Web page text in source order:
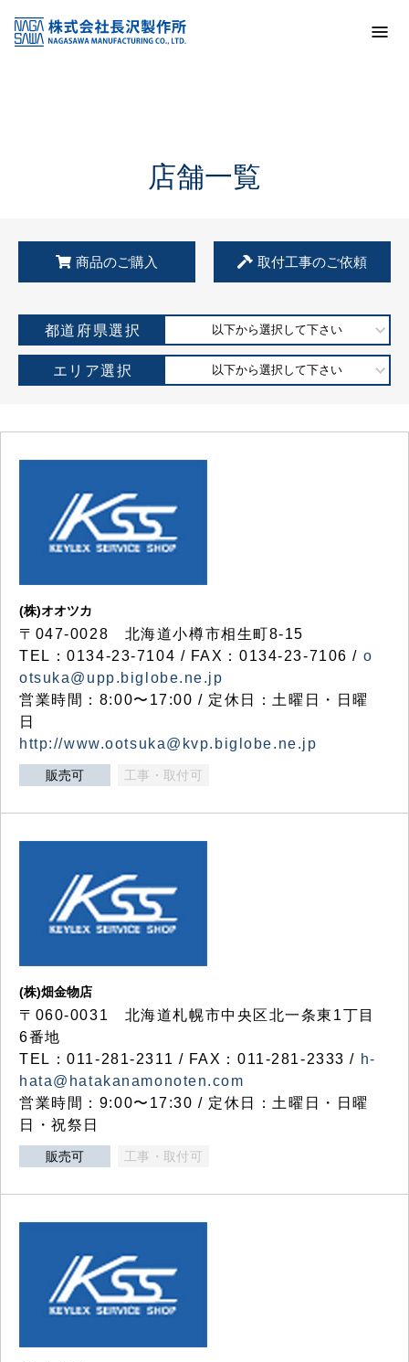
KSS加盟店・取扱店情報
店舗一覧
店舗一覧
商品のご購入 取付工事のご依頼
都道府県選択 以下から選択して下さい
エリア選択 以下から選択して下さい
(株)オオツカ
〒047-0028 北海道小樽市相生町8-15
TEL：0134-23-7104 / FAX：0134-23-7106 / o
otsuka@upp.biglobe.ne.jp
営業時間：8:00〜17:00 / 定休日：土曜日・日曜
日
http://www.ootsuka@kvp.biglobe.ne.jp
販売可 工事・取付可
(株)畑金物店
〒060-0031 北海道札幌市中央区北一条東1丁目
6番地
TEL：011-281-2311 / FAX：011-281-2333 / h-
hata@hatakanamonoten.com
営業時間：9:00〜17:30 / 定休日：土曜日・日曜
日・祝祭日
販売可 工事・取付可